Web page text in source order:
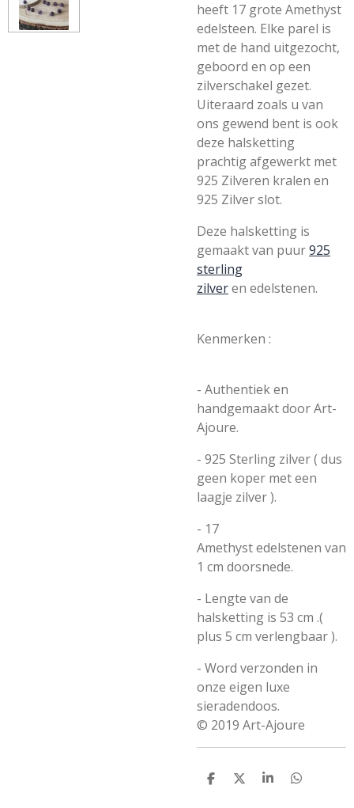
heeft 17 grote Amethyst
edelsteen. Elke parel is
met de hand uitgezocht,
geboord en op een
zilverschakel gezet.
Uiteraard zoals u van
ons gewend bent is ook
deze halsketting
prachtig afgewerkt met
925 Zilveren kralen en
925 Zilver slot.
Deze halsketting is
gemaakt van puur925
sterling
zilveren edelstenen.
Kenmerken :
- Authentiek en
handgemaakt doorArt-
Ajoure.
- 925 Sterling zilver ( dus
geen koper met een
laagje zilver ).
- 17
Amethystedelstenen van
1 cm doorsnede.
- Lengte van de
halsketting is 53 cm .(
plus 5 cm verlengbaar ).
- Word verzonden in
onze eigen luxe
sieradendoos.
© 2019 Art-Ajoure
D
D
S
D